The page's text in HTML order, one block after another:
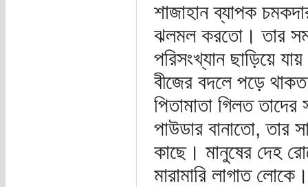
শাজাহান ব্যাপক
ঝলমল করতো। তার
পরিসংখ্যান ছাড়িয়ে
বীজের বদলে পড়ে
পিতামাতা গিলত
পাউডার বানাতো, তার
কাছে। মানুষের দেহ
মারামারি লাগাত লোকে।